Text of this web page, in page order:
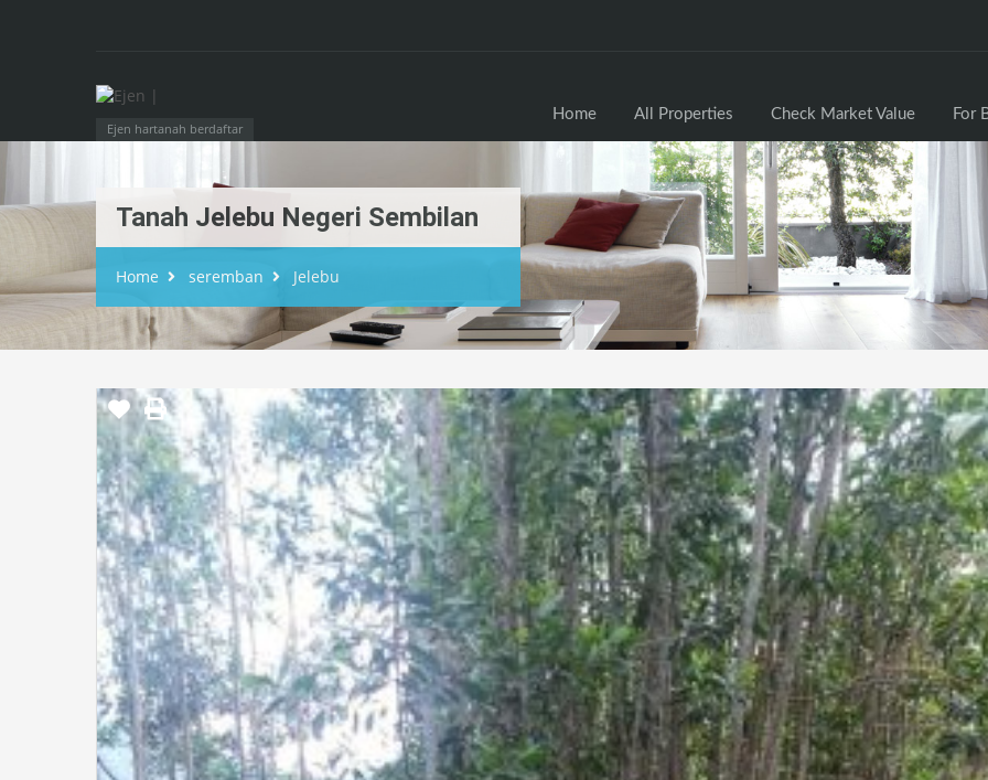
Ejen hartanah berdaftar
Home All Properties Check Market Value For
Tanah Jelebu Negeri Sembilan
Home seremban Jelebu